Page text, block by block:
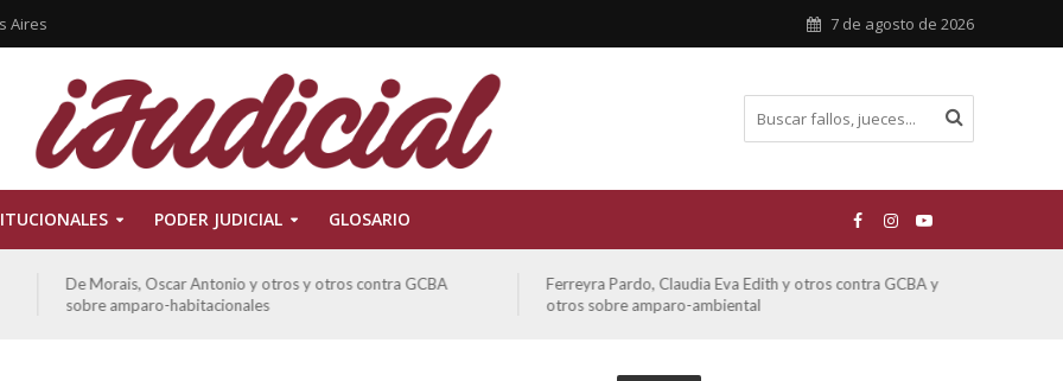
Aires 7 de agosto de 2026
PODER JUDICIAL GLOSARIO
De Morais, Oscar Antonio y otros y otros contra GCBA
sobre amparo-habitacionales
Ferreyra Pardo, Claudia Eva Edith y otros contra GCBA y
otros sobre amparo-ambiental